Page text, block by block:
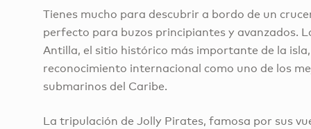
Tienes mucho para descubrir a bordo de un
perfecto para buzos principiantes y avanzados.
Antilla, el sitio histórico más importante de la
reconocimiento internacional como uno de los
submarinos del Caribe.
La tripulación de Jolly Pirates, famosa por sus